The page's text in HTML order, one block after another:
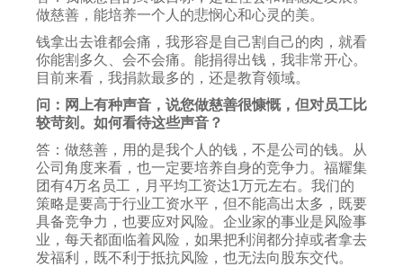
做慈善，能培养一个人的悲悯心和心灵的美。
钱拿出去谁都会痛，我形容是自己割自己的肉，就看
你能割多久、会不会痛。能捐得出钱，我非常开心。
目前来看，我捐款最多的，还是教育领域。
问：网上有种声音，说您做慈善很慷慨，但对员工比
较苛刻。如何看待这些声音？
答：做慈善，用的是我个人的钱，不是公司的钱。从
公司角度来看，也一定要培养自身的竞争力。福耀集
团有4万名员工，月平均工资达1万元左右。我们的
策略是要高于行业工资水平，但不能高出太多，既要
具备竞争力，也要应对风险。企业家的事业是风险事
业，每天都面临着风险，如果把利润都分掉或者拿去
发福利，既不利于抵抗风险，也无法向股东交代。